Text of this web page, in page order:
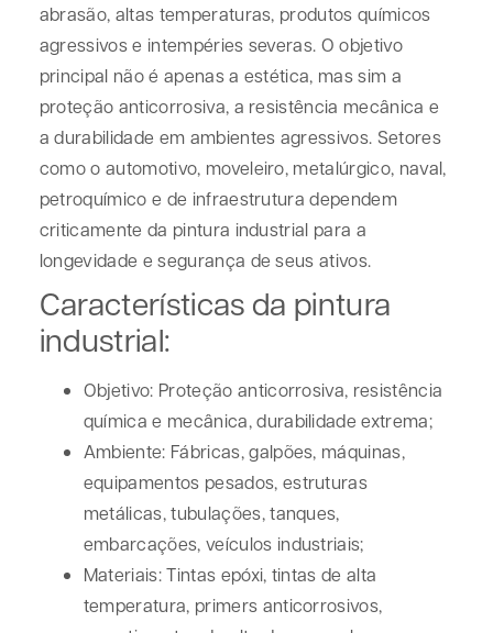
abrasão, altas temperaturas, produtos químicos
agressivos e intempéries severas. O objetivo
principal não é apenas a estética, mas sim a
proteção anticorrosiva, a resistência mecânica e
adurabilidade em ambientes agressivos. Setores
como o automotivo, moveleiro, metalúrgico, naval,
petroquímico e de infraestrutura dependem
criticamente da pintura industrial para a
longevidade e segurança de seus ativos.
Características da pintura
industrial:
Objetivo: Proteção anticorrosiva, resistência
química e mecânica, durabilidade extrema;
Ambiente: Fábricas, galpões, máquinas,
equipamentos pesados, estruturas
metálicas, tubulações, tanques,
embarcações, veículos industriais;
Materiais:Tintas epóxi, tintas de alta
temperatura, primers anticorrosivos,